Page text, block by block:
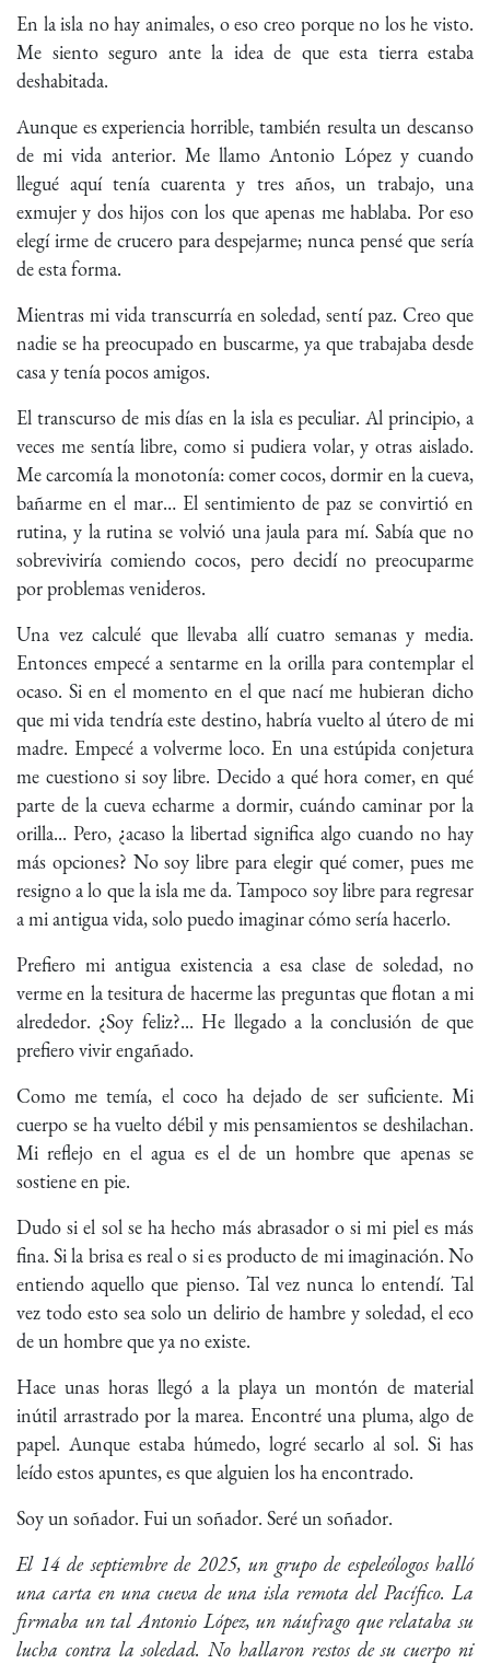
En la isla no hay animales, o eso creo porque no los he visto.
Me siento seguro ante la idea de que esta tierra estaba
deshabitada.
Aunque es experiencia horrible, también resulta un descanso
de mi vida anterior. Me llamo Antonio López y cuando
llegué aquí tenía cuarenta y tres años, un trabajo, una
exmujer y dos hijos con los que apenas me hablaba. Por eso
elegí irme de crucero para despejarme; nunca pensé que sería
de esta forma.
Mientras mi vida transcurría en soledad, sentí paz. Creo que
nadie se ha preocupado en buscarme, ya que trabajaba desde
casa y tenía pocos amigos.
El transcurso de mis días en la isla es peculiar. Al principio, a
veces me sentía libre, como si pudiera volar, y otras aislado.
Me carcomía la monotonía: comer cocos, dormir en la cueva,
bañarme en el mar… El sentimiento de paz se convirtió en
rutina, y la rutina se volvió una jaula para mí. Sabía que no
sobreviviría comiendo cocos, pero decidí no preocuparme
por problemas venideros.
Una vez calculé que llevaba allí cuatro semanas y media.
Entonces empecé a sentarme en la orilla para contemplar el
ocaso. Si en el momento en el que nací me hubieran dicho
que mi vida tendría este destino, habría vuelto al útero de mi
madre. Empecé a volverme loco. En una estúpida conjetura
me cuestiono si soy libre. Decido a qué hora comer, en qué
parte de la cueva echarme a dormir, cuándo caminar por la
orilla... Pero, ¿acaso la libertad significa algo cuando no hay
más opciones? No soy libre para elegir qué comer, pues me
resigno a lo que la isla me da. Tampoco soy libre para regresar
a mi antigua vida, solo puedo imaginar cómo sería hacerlo.
Prefiero mi antigua existencia a esa clase de soledad, no
verme en la tesitura de hacerme las preguntas que flotan a mi
alrededor. ¿Soy feliz?... He llegado a la conclusión de que
prefiero vivir engañado.
Como me temía, el coco ha dejado de ser suficiente. Mi
cuerpo se ha vuelto débil y mis pensamientos se deshilachan.
Mi reflejo en el agua es el de un hombre que apenas se
sostiene en pie.
Dudo si el sol se ha hecho más abrasador o si mi piel es más
fina. Si la brisa es real o si es producto de mi imaginación. No
entiendo aquello que pienso. Tal vez nunca lo entendí. Tal
vez todo esto sea solo un delirio de hambre y soledad, el eco
de un hombre que ya no existe.
Hace unas horas llegó a la playa un montón de material
inútil arrastrado por la marea. Encontré una pluma, algo de
papel. Aunque estaba húmedo, logré secarlo al sol. Si has
leído estos apuntes, es que alguien los ha encontrado.
Soy un soñador. Fui un soñador. Seré un soñador.
El 14 de septiembre de 2025, un grupo de espeleólogos halló
una carta en una cueva de una isla remota del Pacífico. La
firmaba un tal Antonio López, un náufrago que relataba su
lucha contra la soledad. No hallaron restos de su cuerpo ni